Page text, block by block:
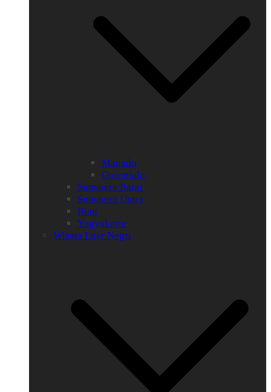
Manado
Gorontalo
Sumatera Barat
Sumatera Utara
Riau
Yogyakarta
Wisata Luar Negri